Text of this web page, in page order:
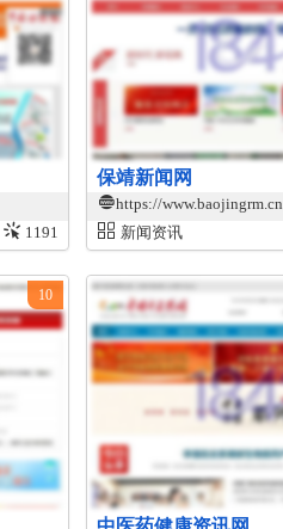
1191
保靖新闻网
https://www.baojingrm.cn
新闻资讯
10